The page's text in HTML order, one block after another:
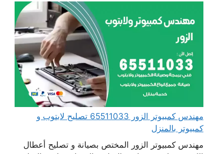
مهندس كمبيوتر الزور 65511033 تصليح لابتوب و
كمبيوتر بالمنزل
مهندس كمبيوتر الزور المختص بصيانة و تصليح أعطال